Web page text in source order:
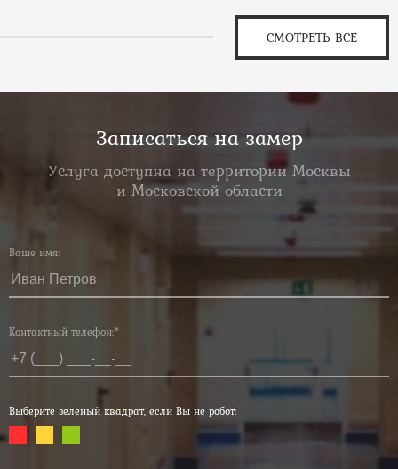
СМОТРЕТЬ ВСЕ
Записаться на замер
Услуга доступна на территории Москвы
и Московской области
Ваше имя:
Контактный телефон:*
Выберите зеленый квадрат, если Вы не робот: